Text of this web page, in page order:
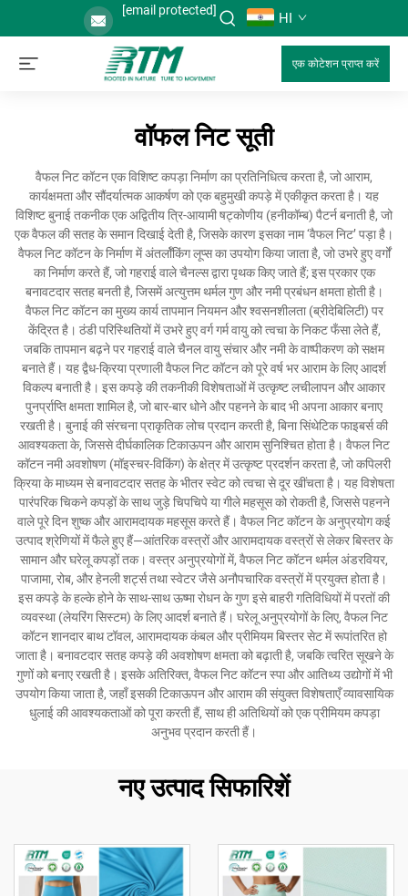
[email protected] HI
एक कोटेशन प्राप्त करें
वॉफल निट सूती
वैफल निट कॉटन एक विशिष्ट कपड़ा निर्माण का प्रतिनिधित्व करता है, जो आराम,
कार्यक्षमता और सौंदर्यात्मक आकर्षण को एक बहुमुखी कपड़े में एकीकृत करता है। यह
विशिष्ट बुनाई तकनीक एक अद्वितीय त्रि-आयामी षट्कोणीय (हनीकॉम्ब) पैटर्न बनाती है, जो
एक वैफल की सतह के समान दिखाई देती है, जिसके कारण इसका नाम ‘वैफल निट’ पड़ा है।
वैफल निट कॉटन के निर्माण में अंतर्लॉकिंग लूप्स का उपयोग किया जाता है, जो उभरे हुए वर्गों
का निर्माण करते हैं, जो गहराई वाले चैनल्स द्वारा पृथक किए जाते हैं; इस प्रकार एक
बनावटदार सतह बनती है, जिसमें अत्युत्तम थर्मल गुण और नमी प्रबंधन क्षमता होती है।
वैफल निट कॉटन का मुख्य कार्य तापमान नियमन और श्वसनशीलता (ब्रीदेबिलिटी) पर
केंद्रित है। ठंडी परिस्थितियों में उभरे हुए वर्ग गर्म वायु को त्वचा के निकट फँसा लेते हैं,
जबकि तापमान बढ़ने पर गहराई वाले चैनल वायु संचार और नमी के वाष्पीकरण को सक्षम
बनाते हैं। यह द्वैध-क्रिया प्रणाली वैफल निट कॉटन को पूरे वर्ष भर आराम के लिए आदर्श
विकल्प बनाती है। इस कपड़े की तकनीकी विशेषताओं में उत्कृष्ट लचीलापन और आकार
पुनर्प्राप्ति क्षमता शामिल है, जो बार-बार धोने और पहनने के बाद भी अपना आकार बनाए
रखती है। बुनाई की संरचना प्राकृतिक लोच प्रदान करती है, बिना सिंथेटिक फाइबर्स की
आवश्यकता के, जिससे दीर्घकालिक टिकाऊपन और आराम सुनिश्चित होता है। वैफल निट
कॉटन नमी अवशोषण (मॉइस्चर-विकिंग) के क्षेत्र में उत्कृष्ट प्रदर्शन करता है, जो कपिलरी
क्रिया के माध्यम से बनावटदार सतह के भीतर स्वेट को त्वचा से दूर खींचता है। यह विशेषता
पारंपरिक चिकने कपड़ों के साथ जुड़े चिपचिपे या गीले महसूस को रोकती है, जिससे पहनने
वाले पूरे दिन शुष्क और आरामदायक महसूस करते हैं। वैफल निट कॉटन के अनुप्रयोग कई
उत्पाद श्रेणियों में फैले हुए हैं—आंतरिक वस्त्रों और आरामदायक वस्त्रों से लेकर बिस्तर के
सामान और घरेलू कपड़ों तक। वस्त्र अनुप्रयोगों में, वैफल निट कॉटन थर्मल अंडरवियर,
पाजामा, रोब, और हेनली शर्ट्स तथा स्वेटर जैसे अनौपचारिक वस्त्रों में प्रयुक्त होता है।
इस कपड़े के हल्के होने के साथ-साथ ऊष्मा रोधन के गुण इसे बाहरी गतिविधियों में परतों की
व्यवस्था (लेयरिंग सिस्टम) के लिए आदर्श बनाते हैं। घरेलू अनुप्रयोगों के लिए, वैफल निट
कॉटन शानदार बाथ टॉवल, आरामदायक कंबल और प्रीमियम बिस्तर सेट में रूपांतरित हो
जाता है। बनावटदार सतह कपड़े की अवशोषण क्षमता को बढ़ाती है, जबकि त्वरित सूखने के
गुणों को बनाए रखती है। इसके अतिरिक्त, वैफल निट कॉटन स्पा और आतिथ्य उद्योगों में भी
उपयोग किया जाता है, जहाँ इसकी टिकाऊपन और आराम की संयुक्त विशेषताएँ व्यावसायिक
धुलाई की आवश्यकताओं को पूरा करती हैं, साथ ही अतिथियों को एक प्रीमियम कपड़ा
अनुभव प्रदान करती हैं।
नए उत्पाद सिफारिशें